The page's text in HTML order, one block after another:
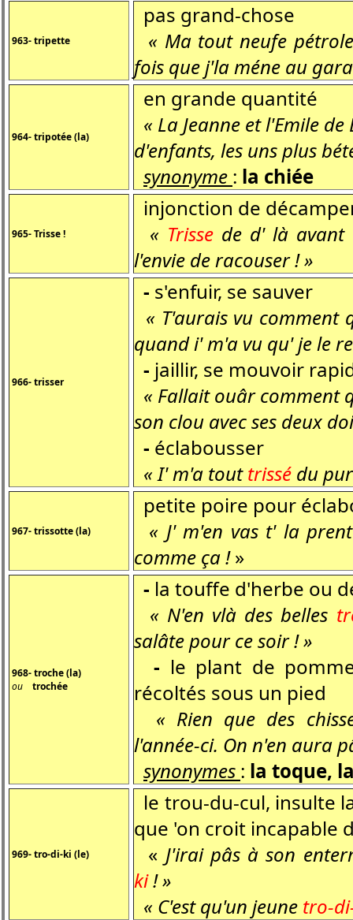
963- tripette
pas grand-chose
« Ma tout neufe
fois que j'la méne au
964- tripotée (la)
en grande quantité
« La Jeanne et l'Emile
d'enfants, les uns plus
synonyme : la chiée
965- Trisse !
injonction de
« Trisse de d' là avant
l'envie de racouser ! »
966- trisser
- s'enfuir, se sauver
« T'aurais vu comment
quand i' m'a vu qu' je le
- jaillir, se mouvoir
« Fallait ouâr comment
son clou avec ses deux
- éclabousser
« I' m'a touttrissé du
967- trissotte (la)
petite poire pour
« J' m'en vas t' la
comme ça !»
968- troche (la)
ou trochée
- la touffe d'herbe ou
« N'en vlà des belles
salâte pour ce soir ! »
- le plant de
récoltés sous un pied
« Rien que des
l'année-ci. On n'en aura
synonymes : la toque,
969- tro-di-ki (le)
le trou-du-cul, insulte
que 'on croit incapable
« J'irai pâs à son
ki! »
« C'est qu'un jeune tro-